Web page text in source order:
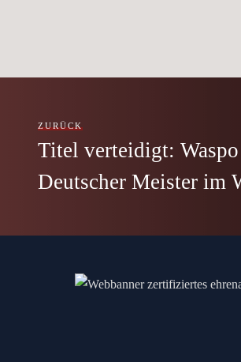
ZURÜCK
Titel verteidigt:
Deutscher Meister im